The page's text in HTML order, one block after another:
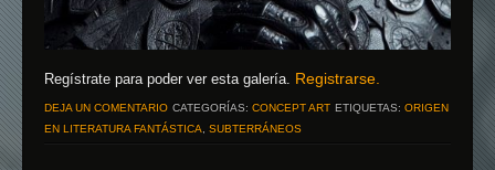
Regístrate para poder ver esta galería. Registrarse.
DEJA UN COMENTARIO CATEGORÍAS: CONCEPT ART ETIQUETAS: ORIGEN
EN LITERATURA FANTÁSTICA
SUBTERRÁNEOS